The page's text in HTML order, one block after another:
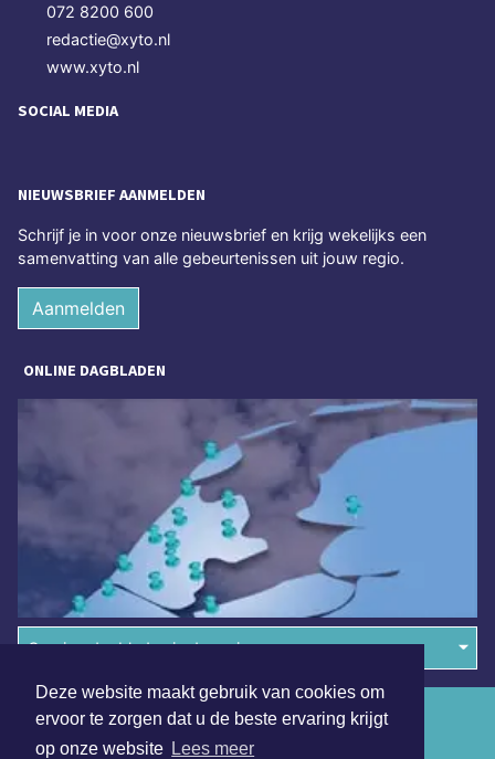
Deze website maakt gebruik van cookies om
ervoor te zorgen dat u de beste ervaring krijgt
op onze website Lees meer
072 8200 600
redactie@xyto.nl
www.xyto.nl
SOCIAL MEDIA
NIEUWSBRIEF AANMELDEN
Schrijf je in voor onze nieuwsbrief en krijg wekelijks een
samenvatting van alle gebeurtenissen uit jouw regio.
Aanmelden
ONLINE DAGBLADEN
Overige dagbladen in de regio
Algemene voorwaarden
Disclaimer